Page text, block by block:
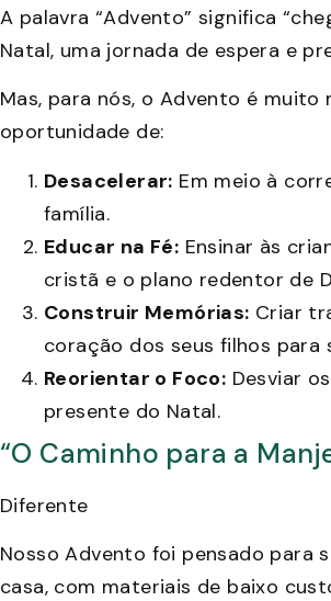
A palavra “Advento” significa
Natal, uma jornada de espera e
Mas, para nós, o Advento é
oportunidade de:
Desacelerar: Em meio à
família.
Educar na Fé: Ensinar às
cristã e o plano redentor de
Construir Memórias: Criar
coração dos seus filhos para
Reorientar o Foco: Desviar
presente do Natal.
“O Caminho para a
Diferente
Nosso Advento foi pensado para
casa, com materiais de baixo